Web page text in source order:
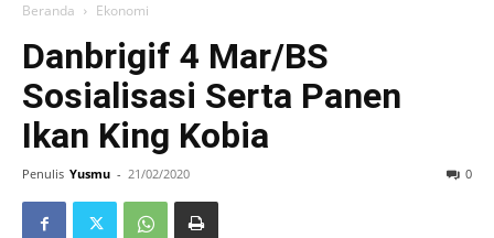
Beranda Ekonomi
Danbrigif 4 Mar/BS
Sosialisasi Serta Panen
Ikan King Kobia
Penulis Yusmu - 21/02/2020 0